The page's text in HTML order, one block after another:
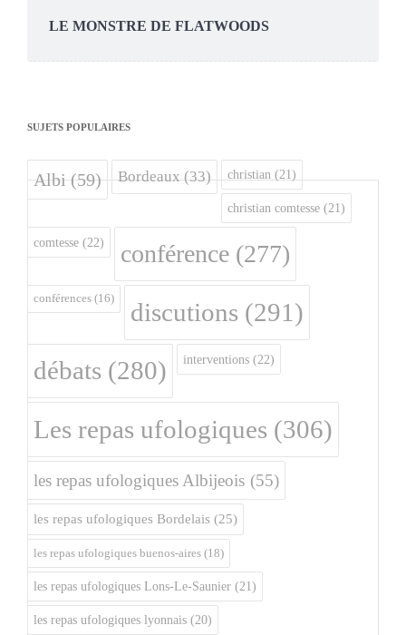
LE MONSTRE DE FLATWOODS
SUJETS POPULAIRES
Albi(59) Bordeaux(33) christian (21)
christian comtesse (21)
comtesse (22) conférence (277)
conférences (16) discutions (291)
débats (280) interventions (22)
Les repas ufologiques (306)
les repas ufologiques Albijeois (55)
les repas ufologiques Bordelais (25)
les repas ufologiques buenos-aires (18)
les repas ufologiques Lons-Le-Saunier (21)
les repas ufologiques lyonnais (20)